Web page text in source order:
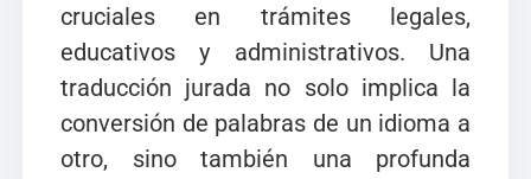
cruciales en trámites legales,
educativos y administrativos. Una
traducción jurada no solo implica la
conversión de palabras de un idioma a
otro, sino también una profunda